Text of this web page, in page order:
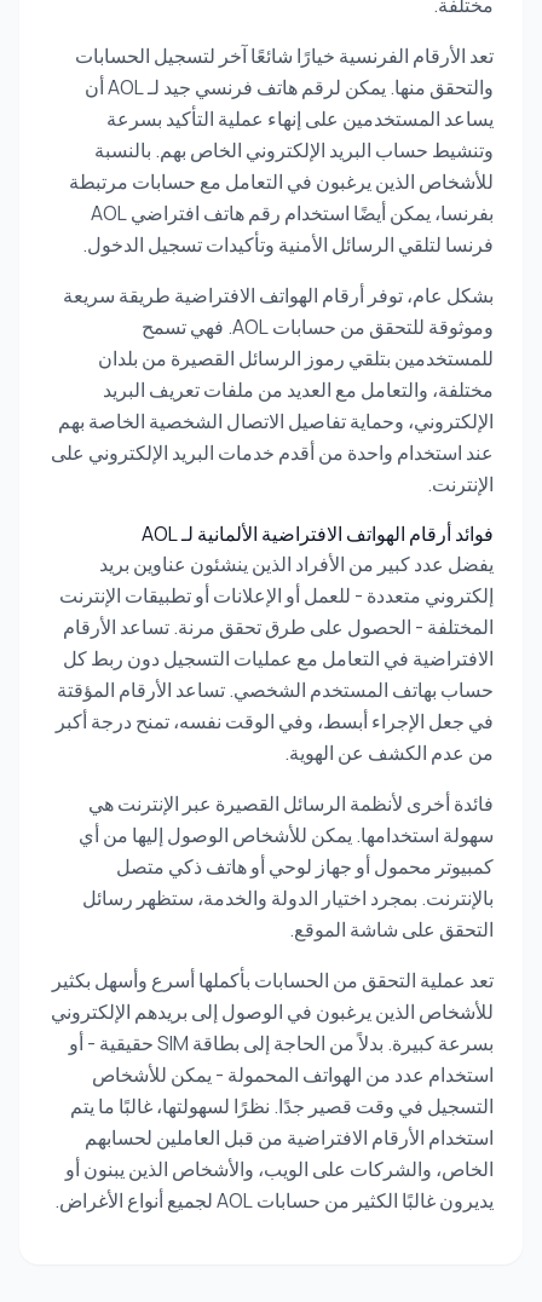
تعد الأرقام الفرنسية خيارًا شائعًا آخر لتسجيل الحسابات
والتحقق منها. يمكن لرقم هاتف فرنسي جيد لـ AOL أن
يساعد المستخدمين على إنهاء عملية التأكيد بسرعة
وتنشيط حساب البريد الإلكتروني الخاص بهم. بالنسبة
للأشخاص الذين يرغبون في التعامل مع حسابات مرتبطة
بفرنسا، يمكن أيضًا استخدام رقم هاتف افتراضي AOL
فرنسا لتلقي الرسائل الأمنية وتأكيدات تسجيل الدخول.
بشكل عام، توفر أرقام الهواتف الافتراضية طريقة سريعة
وموثوقة للتحقق من حسابات AOL. فهي تسمح
للمستخدمين بتلقي رموز الرسائل القصيرة من بلدان
مختلفة، والتعامل مع العديد من ملفات تعريف البريد
الإلكتروني، وحماية تفاصيل الاتصال الشخصية الخاصة بهم
عند استخدام واحدة من أقدم خدمات البريد الإلكتروني على
الإنترنت.
فوائد أرقام الهواتف الافتراضية الألمانية لـ AOL
يفضل عدد كبير من الأفراد الذين ينشئون عناوين بريد
إلكتروني متعددة - للعمل أو الإعلانات أو تطبيقات الإنترنت
المختلفة - الحصول على طرق تحقق مرنة. تساعد الأرقام
الافتراضية في التعامل مع عمليات التسجيل دون ربط كل
حساب بهاتف المستخدم الشخصي. تساعد الأرقام المؤقتة
في جعل الإجراء أبسط، وفي الوقت نفسه، تمنح درجة أكبر
من عدم الكشف عن الهوية.
فائدة أخرى لأنظمة الرسائل القصيرة عبر الإنترنت هي
سهولة استخدامها. يمكن للأشخاص الوصول إليها من أي
كمبيوتر محمول أو جهاز لوحي أو هاتف ذكي متصل
بالإنترنت. بمجرد اختيار الدولة والخدمة، ستظهر رسائل
التحقق على شاشة الموقع.
تعد عملية التحقق من الحسابات بأكملها أسرع وأسهل بكثير
للأشخاص الذين يرغبون في الوصول إلى بريدهم الإلكتروني
بسرعة كبيرة. بدلاً من الحاجة إلى بطاقة SIM حقيقية - أو
استخدام عدد من الهواتف المحمولة - يمكن للأشخاص
التسجيل في وقت قصير جدًا. نظرًا لسهولتها، غالبًا ما يتم
استخدام الأرقام الافتراضية من قبل العاملين لحسابهم
الخاص، والشركات على الويب، والأشخاص الذين يبنون أو
يديرون غالبًا الكثير من حسابات AOL لجميع أنواع الأغراض.